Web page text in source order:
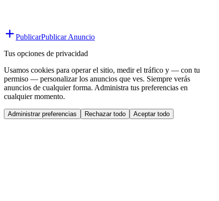
PublicarPublicar Anuncio
Tus opciones de privacidad
Usamos cookies para operar el sitio, medir el tráfico y — con tu
permiso — personalizar los anuncios que ves. Siempre verás
anuncios de cualquier forma. Administra tus preferencias en
cualquier momento.
Administrar preferencias Rechazar todo Aceptar todo